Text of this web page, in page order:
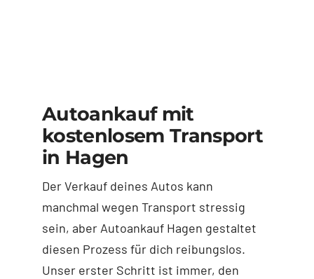
Autoankauf mit
kostenlosem Transport
in Hagen
Der Verkauf deines Autos kann
manchmal wegen Transport stressig
sein, aber Autoankauf Hagen gestaltet
diesen Prozess für dich reibungslos.
Unser erster Schritt ist immer, den